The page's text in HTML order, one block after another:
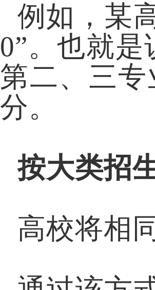
例如，某
0”。也就
第二、三
分。
按大类招
高校将相